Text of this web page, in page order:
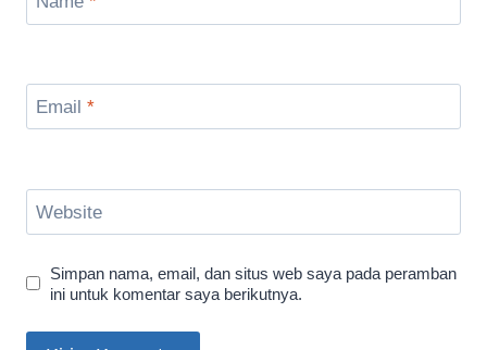
Email *
Website
Simpan nama, email, dan situs web saya pada peramban
ini untuk komentar saya berikutnya.